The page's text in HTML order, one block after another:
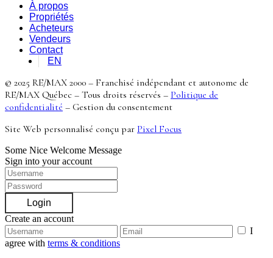
À propos
Propriétés
Acheteurs
Vendeurs
Contact
EN
© 2025 RE/MAX 2000 – Franchisé indépendant et autonome de
RE/MAX Québec – Tous droits réservés – Politique de
confidentialité – Gestion du consentement
Site Web personnalisé conçu par Pixel Focus
Some Nice Welcome Message
Sign into your account
Login
Create an account
I
agree with terms & conditions